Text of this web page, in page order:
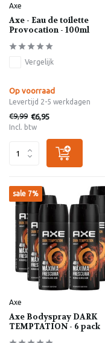
Axe
Axe - Eau de toilette
Provocation - 100ml
Vergelijk
Op voorraad
Levertijd 2-5 werkdagen
€9,99 €6,95
Incl. btw
sale 7%
Axe
Axe Bodyspray DARK
TEMPTATION - 6 pack